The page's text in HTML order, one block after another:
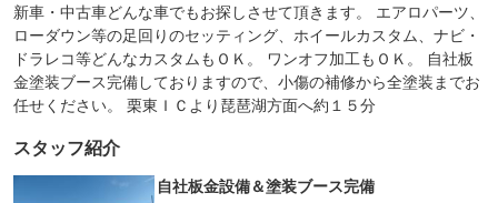
新車・中古車どんな車でもお探しさせて頂きます。 エアロパーツ、
ローダウン等の足回りのセッティング、ホイールカスタム、ナビ・
ドラレコ等どんなカスタムもＯＫ。 ワンオフ加工もＯＫ。 自社板
金塗装ブース完備しておりますので、小傷の補修から全塗装までお
任せください。 栗東ＩＣより琵琶湖方面へ約１５分
スタッフ紹介
自社板金設備＆塗装ブース完備